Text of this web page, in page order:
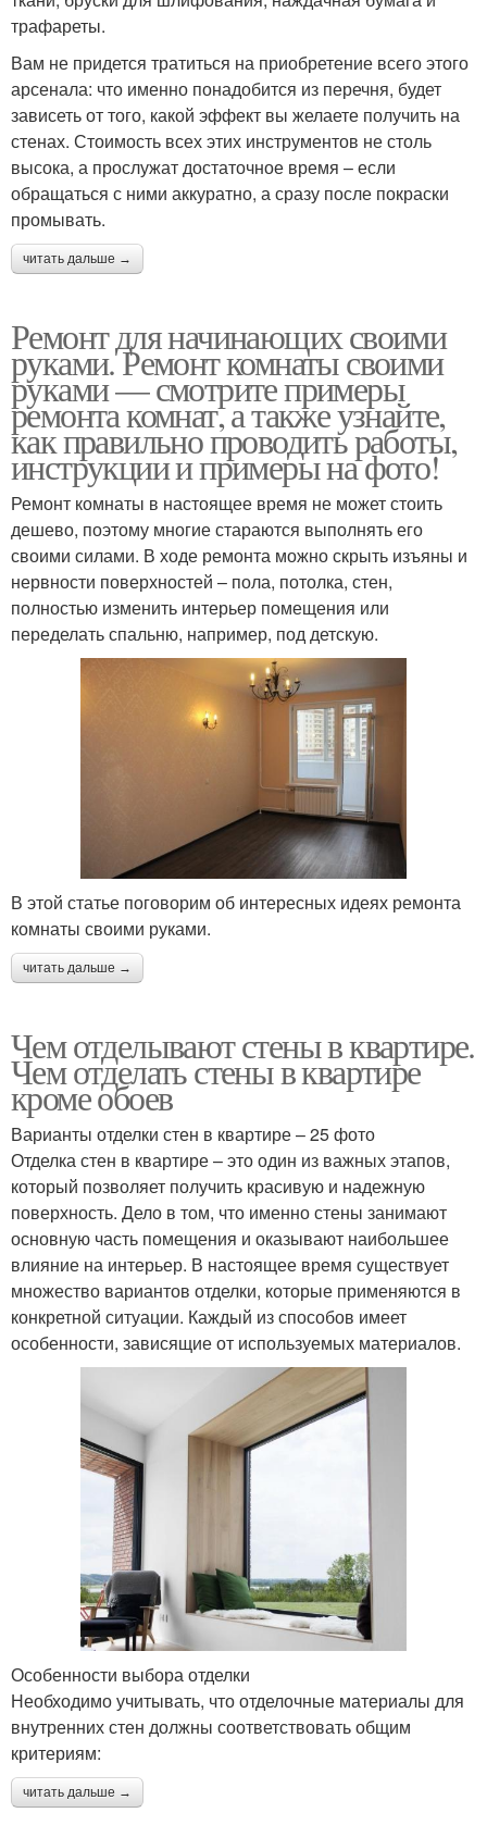
трафареты.
Вам не придется тратиться на приобретение всего этого
арсенала: что именно понадобится из перечня, будет
зависеть от того, какой эффект вы желаете получить на
стенах. Стоимость всех этих инструментов не столь
высока, а прослужат достаточное время – если
обращаться с ними аккуратно, а сразу после покраски
промывать.
читать дальше →
Ремонт для начинающих своими
руками. Ремонт комнаты своими
руками — смотрите примеры
ремонта комнат, а также узнайте,
как правильно проводить работы,
инструкции и примеры на фото!
Ремонт комнаты в настоящее время не может стоить
дешево, поэтому многие стараются выполнять его
своими силами. В ходе ремонта можно скрыть изъяны и
нервности поверхностей – пола, потолка, стен,
полностью изменить интерьер помещения или
переделать спальню, например, под детскую.
В этой статье поговорим об интересных идеях ремонта
комнаты своими руками.
читать дальше →
Чем отделывают стены в квартире.
Чем отделать стены в квартире
кроме обоев
Варианты отделки стен в квартире – 25 фото
Отделка стен в квартире – это один из важных этапов,
который позволяет получить красивую и надежную
поверхность. Дело в том, что именно стены занимают
основную часть помещения и оказывают наибольшее
влияние на интерьер. В настоящее время существует
множество вариантов отделки, которые применяются в
конкретной ситуации. Каждый из способов имеет
особенности, зависящие от используемых материалов.
Особенности выбора отделки
Необходимо учитывать, что отделочные материалы для
внутренних стен должны соответствовать общим
критериям:
читать дальше →